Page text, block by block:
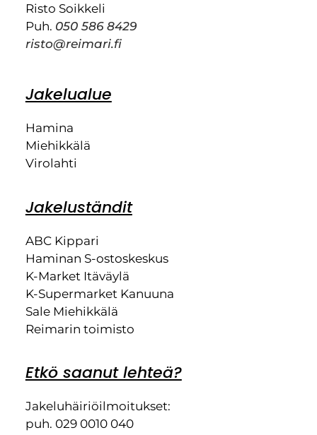
Risto Soikkeli
Puh. 050 586 8429
risto@reimari.fi
Jakelualue
Hamina
Miehikkälä
Virolahti
Jakeluständit
ABC Kippari
Haminan S-ostoskeskus
K-Market Itäväylä
K-Supermarket Kanuuna
Sale Miehikkälä
Reimarin toimisto
Etkö saanut lehteä?
Jakeluhäiriöilmoitukset:
puh. 029 0010 040